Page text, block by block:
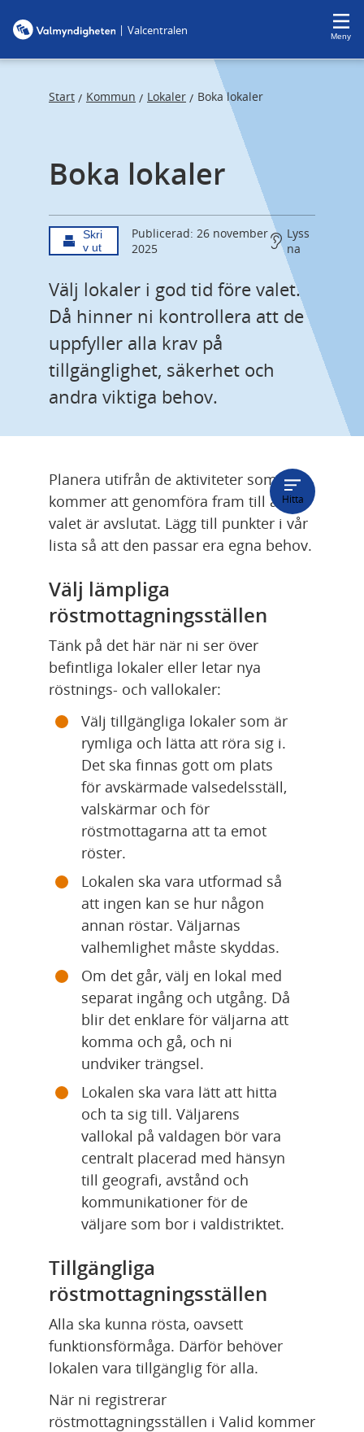
| Valcentralen Meny
Start / Kommun / Lokaler / Boka lokaler
Boka lokaler
Skri
v ut
Publicerad: 26 november
2025
Lyss
na
Välj lokaler i god tid före valet.
Då hinner ni kontrollera att de
uppfyller alla krav på
tillgänglighet, säkerhet och
andra viktiga behov.
Hitta
Planera utifrån de aktiviteter som ni
kommer att genomföra fram till att
valet är avslutat. Lägg till punkter i vår
lista så att den passar era egna behov.
Välj lämpliga
röstmottagningsställen
Tänk på det här när ni ser över
befintliga lokaler eller letar nya
röstnings- och vallokaler:
Välj tillgängliga lokaler som är
rymliga och lätta att röra sig i.
Det ska finnas gott om plats
för avskärmade valsedelsställ,
valskärmar och för
röstmottagarna att ta emot
röster.
Lokalen ska vara utformad så
att ingen kan se hur någon
annan röstar. Väljarnas
valhemlighet måste skyddas.
Om det går, välj en lokal med
separat ingång och utgång. Då
blir det enklare för väljarna att
komma och gå, och ni
undviker trängsel.
Lokalen ska vara lätt att hitta
och ta sig till. Väljarens
vallokal på valdagen bör vara
centralt placerad med hänsyn
till geografi, avstånd och
kommunikationer för de
väljare som bor i valdistriktet.
Tillgängliga
röstmottagningsställen
Alla ska kunna rösta, oavsett
funktionsförmåga. Därför behöver
lokalen vara tillgänglig för alla.
När ni registrerar
röstmottagningsställen i Valid kommer
c
c